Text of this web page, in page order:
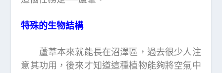
特殊的生物結構
蘆葦本來就能長在沼澤區，過去很少人注
意其功用，後來才知道這種植物能夠將空氣中